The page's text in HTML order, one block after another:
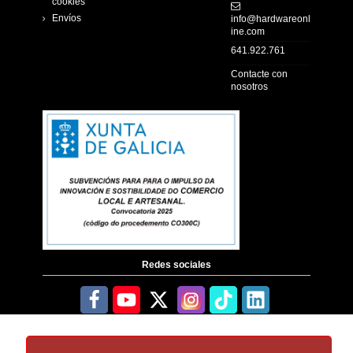
Envíos
info@hardwareonl
ine.com
641.922.761
Contacte con
nosotros
Redes sociales